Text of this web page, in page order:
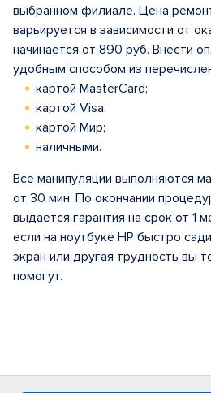
выбранном филиале. Цена
варьируется в зависимости от
начинается от 890 руб. Внести
удобным способом из
картой MasterCard;
картой Visa;
картой Мир;
наличными.
Все манипуляции выполняются
от 30 мин. По окончании
выдается гарантия на срок от 1
если на ноутбуке HP быстро
экран или другая трудность вы
помогут.